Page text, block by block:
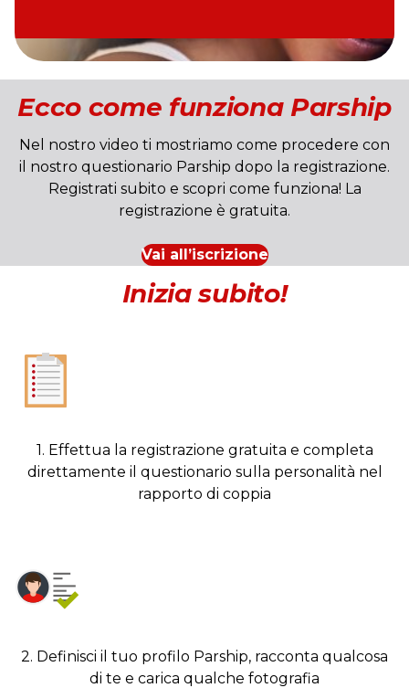
Ecco come funziona Parship
Nel nostro video ti mostriamo come procedere con
il nostro questionario Parship dopo la registrazione.
Registrati subito e scopri come funziona! La
registrazione è gratuita.
Vai all’iscrizione
Inizia subito!
1. Effettua la registrazione gratuita e completa
direttamente il questionario sulla personalità nel
rapporto di coppia
2. Definisci il tuo profilo Parship, racconta qualcosa
di te e carica qualche fotografia